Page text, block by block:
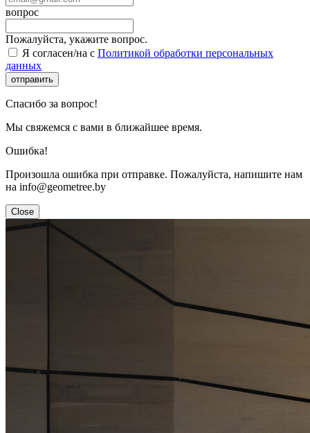
вопрос
Пожалуйста, укажите вопрос.
Я согласен/на с Политикой обработки персональных
данных
отправить
Спасибо за вопрос!
Мы свяжемся с вами в ближайшее время.
Ошибка!
Произошла ошибка при отправке. Пожалуйста, напишите нам
на info@geometree.by
Close